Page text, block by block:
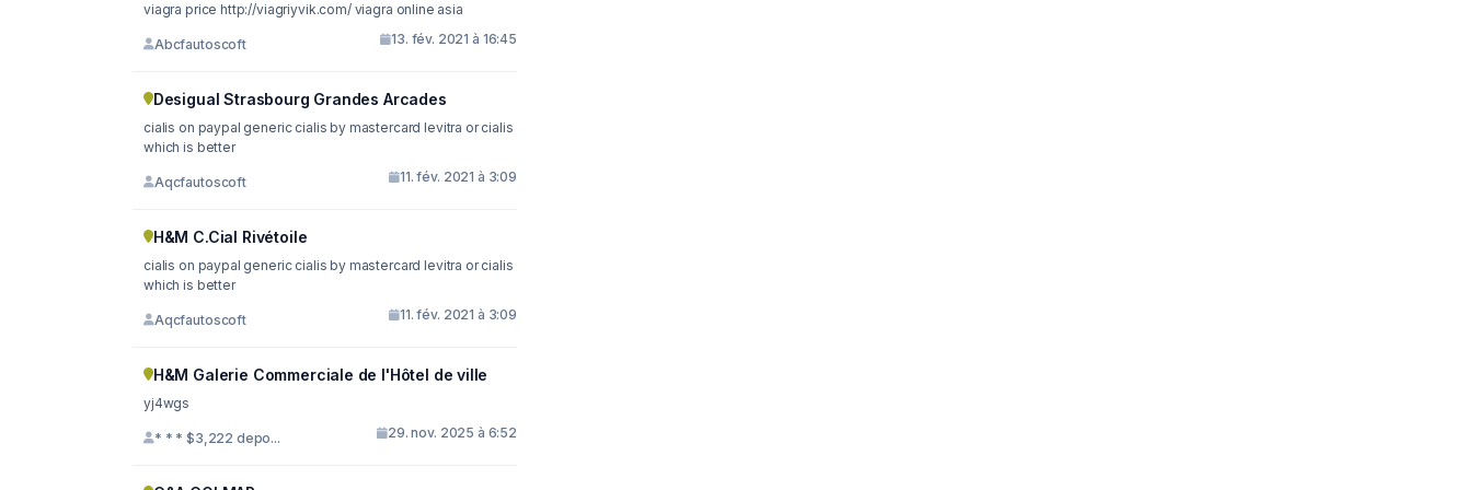
viagra price http://viagriyvik.com/ viagra online asia
Abcfautoscoft 13. fév. 2021 à 16:45
Desigual Strasbourg Grandes Arcades
cialis on paypal generic cialis by mastercard levitra or cialis
which is better
Aqcfautoscoft 11. fév. 2021 à 3:09
H&M C.Cial Rivétoile
cialis on paypal generic cialis by mastercard levitra or cialis
which is better
Aqcfautoscoft 11. fév. 2021 à 3:09
H&M Galerie Commerciale de l'Hôtel de ville
yj4wgs
* * * $3,222 depo... 29. nov. 2025 à 6:52